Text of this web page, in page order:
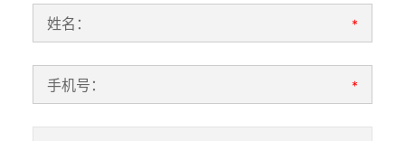
姓名： *
手机号： *